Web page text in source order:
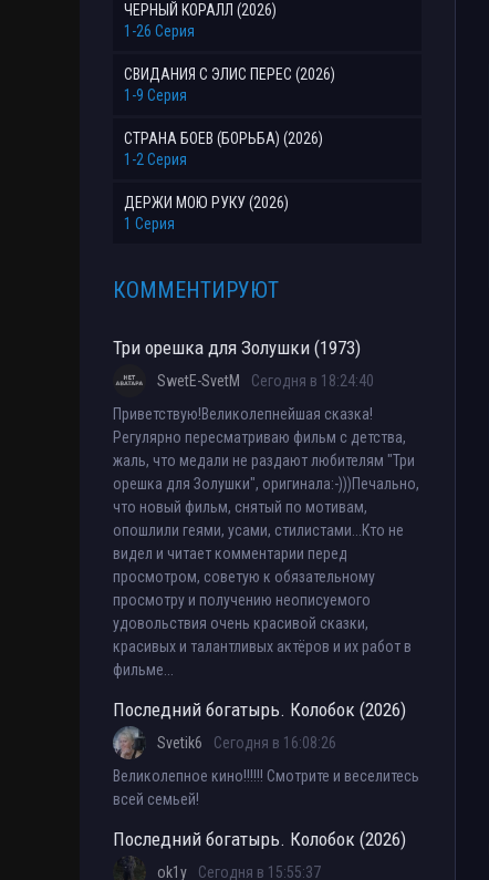
ЧЕРНЫЙ КОРАЛЛ (2026)
1-26 Серия
СВИДАНИЯ С ЭЛИС ПЕРЕС (2026)
1-9 Серия
СТРАНА БОЕВ (БОРЬБА) (2026)
1-2 Серия
ДЕРЖИ МОЮ РУКУ (2026)
1 Серия
КОММЕНТИРУЮТ
Три орешка для Золушки (1973)
SwetE-SvetM
Сегодня в 18:24:40
Приветствую!Великолепнейшая сказка!
Регулярно пересматриваю фильм с детства,
жаль, что медали не раздают любителям "Три
орешка для Золушки", оригинала:-)))Печально,
что новый фильм, снятый по мотивам,
опошлили геями, усами, стилистами...Кто не
видел и читает комментарии перед
просмотром, советую к обязательному
просмотру и получению неописуемого
удовольствия очень красивой сказки,
красивых и талантливых актёров и их работ в
фильме...
Последний богатырь. Колобок (2026)
Svetik6
Сегодня в 16:08:26
Великолепное кино!!!!!! Смотрите и веселитесь
всей семьей!
Последний богатырь. Колобок (2026)
ok1y Сегодня в 15:55:37